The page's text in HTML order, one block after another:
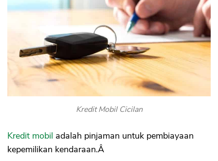
Kredit Mobil Cicilan
Kredit mobil adalah pinjaman untuk pembiayaan
kepemilikan kendaraan.Â